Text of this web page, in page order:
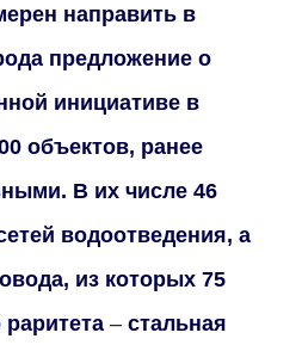
направить в
предложение о
инициативе в
объектов, ранее
В их числе 46
водоотведения, а
из которых 75
– стальная